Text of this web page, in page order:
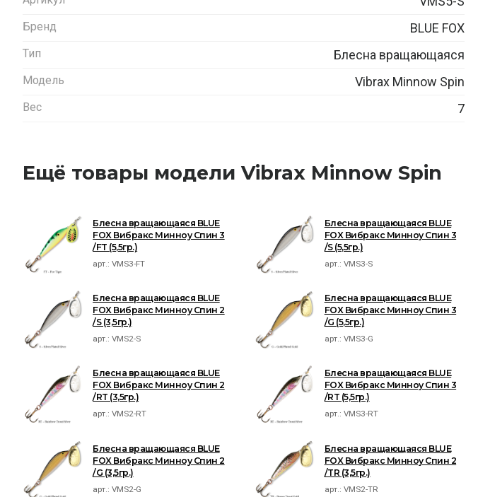
Бренд BLUE FOX
Тип Блесна вращающаяся
Модель Vibrax Minnow Spin
Вес 7
Ещё товары модели Vibrax Minnow Spin
Блесна вращающаяся BLUE
FOX Вибракс Минноу Спин 3
/FT (5,5гр.)
арт.:VMS3-FT
Блесна вращающаяся BLUE
FOX Вибракс Минноу Спин 3
/S (5,5гр.)
арт.: VMS3-S
Блесна вращающаяся BLUE
FOX Вибракс Минноу Спин 2
/S (3,5гр.)
арт.:VMS2-S
Блесна вращающаяся BLUE
FOX Вибракс Минноу Спин 3
/G (5,5гр.)
арт.: VMS3-G
Блесна вращающаяся BLUE
FOX Вибракс Минноу Спин 2
/RT (3,5гр.)
арт.:VMS2-RT
Блесна вращающаяся BLUE
FOX Вибракс Минноу Спин 3
/RT (5,5гр.)
арт.: VMS3-RT
Блесна вращающаяся BLUE
FOX Вибракс Минноу Спин 2
/G (3,5гр.)
арт.:VMS2-G
Блесна вращающаяся BLUE
FOX Вибракс Минноу Спин 2
/TR (3,5гр.)
арт.: VMS2-TR